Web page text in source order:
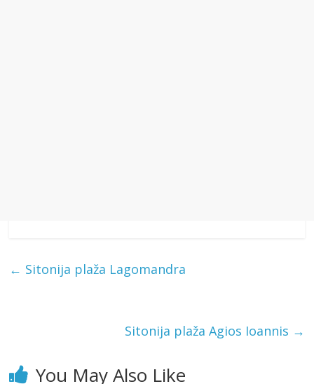
← Sitonija plaža Lagomandra
Sitonija plaža Agios Ioannis →
You May Also Like